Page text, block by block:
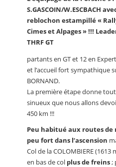
S.GASCOIN/W.ESCBACH
reblochon estampillé «
Cimes et Alpages » !!!
THRF GT
partants en GT et 12 en
et l’accueil fort sympathique
BORNAND.
La première étape donne
sinueux que nous allons
450 km !!!
Peu habitué aux routes de
peu fort dans l’ascension
Col de la COLOMBIERE (1613
en bas de col plus de freins;